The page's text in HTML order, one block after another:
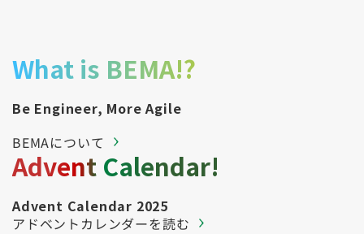
What is BEMA!?
Be Engineer, More Agile
BEMAについて
Advent Calendar!
Advent Calendar 2025
アドベントカレンダーを読む